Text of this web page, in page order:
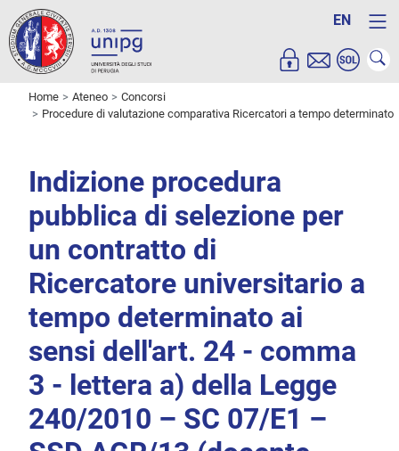
EN
Home Ateneo
Concorsi
Procedure di valutazione comparativa Ricercatori a tempo determinato
Indizione procedura
pubblica di selezione per
un contratto di
Ricercatore universitario a
tempo determinato ai
sensi dell'art. 24 - comma
3 - lettera a) della Legge
240/2010 – SC 07/E1 –